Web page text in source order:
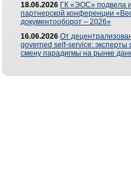
18.06.2026 ГК «ЭОС» подвела
партнерской конференции
документооборот – 2026»
16.06.2026 От
governed self-service: эксперты
смену парадигмы на рынке